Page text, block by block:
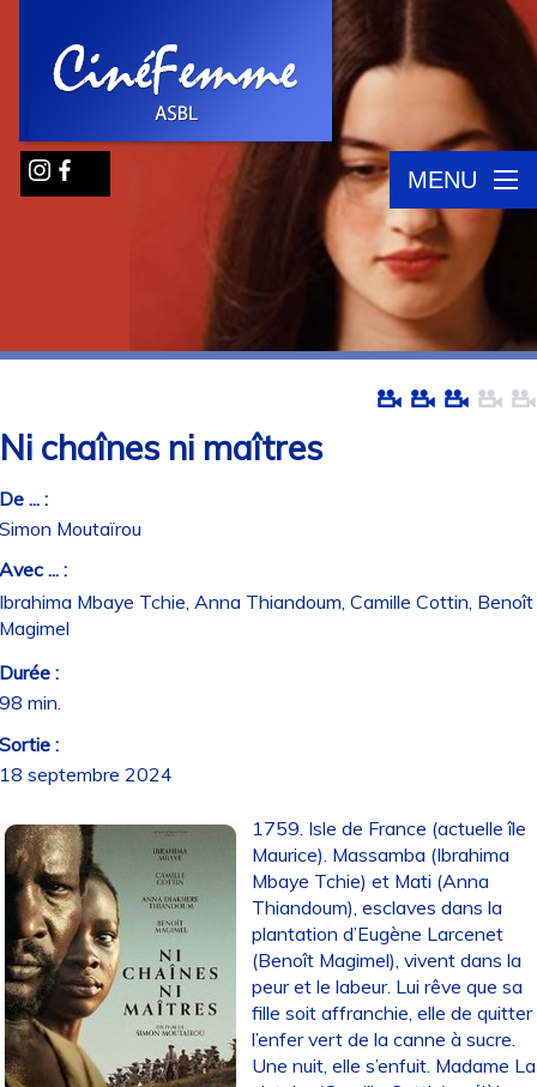
MENU
chaînes ni maîtres
... :
Moutaïrou
... :
Mbaye Tchie, Anna Thiandoum, Camille Cottin, Benoît
:
min.
:
septembre 2024
1759. Isle de France (actuelle île
Maurice). Massamba (Ibrahima
Mbaye Tchie) et Mati (Anna
Thiandoum), esclaves dans la
plantation d’Eugène Larcenet
(Benoît Magimel), vivent dans la
peur et le labeur. Lui rêve que sa
fille soit affranchie, elle de quitter
l’enfer vert de la canne à sucre.
Une nuit, elle s’enfuit. Madame La